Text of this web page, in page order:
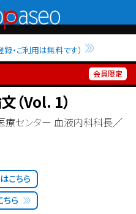
録・ご利用は無料です）
Vol. 1）
療センター 血液内科科長／
ら
こちら